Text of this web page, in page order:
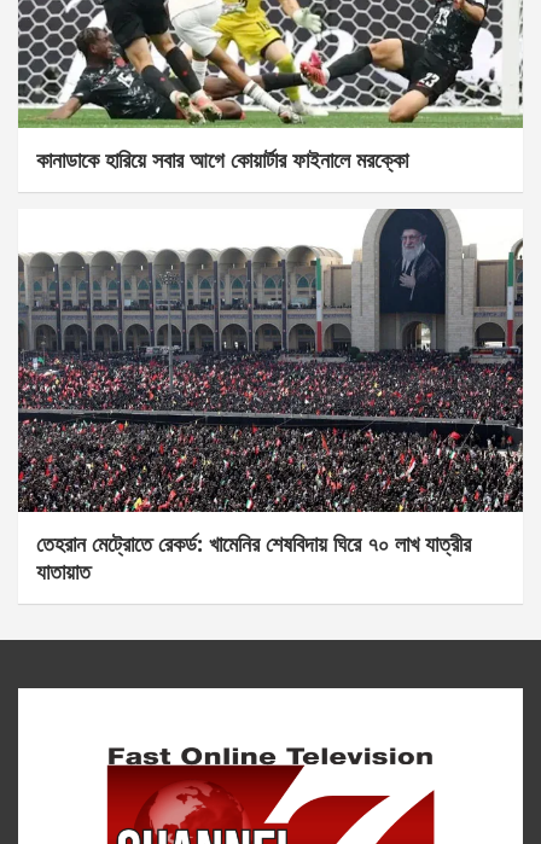
কানাডাকে হারিয়ে সবার আগে কোয়ার্টার ফাইনালে মরক্কো
তেহরান মেট্রোতে রেকর্ড: খামেনির শেষবিদায় ঘিরে ৭০ লাখ যাত্রীর
যাতায়াত